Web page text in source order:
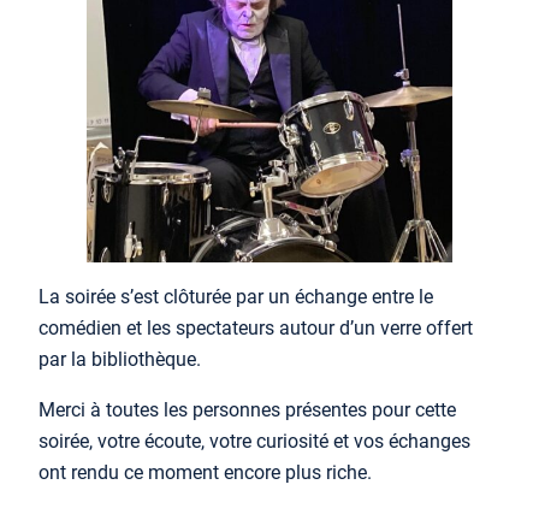
La soirée s’est clôturée par un échange entre le
comédien et les spectateurs autour d’un verre offert
par la bibliothèque.
Merci à toutes les personnes présentes pour cette
soirée, votre écoute, votre curiosité et vos échanges
ont rendu ce moment encore plus riche.